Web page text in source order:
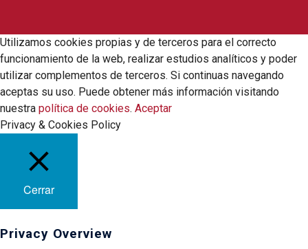
Utilizamos cookies propias y de terceros para el correcto
funcionamiento de la web, realizar estudios analíticos y poder
utilizar complementos de terceros. Si continuas navegando
aceptas su uso. Puede obtener más información visitando
nuestra política de cookies. Aceptar
Privacy & Cookies Policy
Cerrar
Privacy Overview